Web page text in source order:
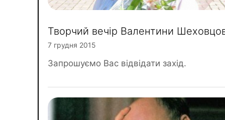
Творчий вечір Валентини
7 грудня 2015
Запрошуємо Вас відвідати захід.